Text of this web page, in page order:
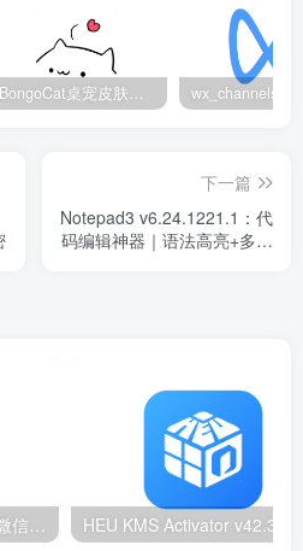
BongoCat桌宠皮肤包大全：20款主题皮肤免费下载
下一篇
Notepad3 v6.24.1221.1：代
码编辑神器｜语法高亮+多语
wx_channels V250621：微信视频号下载工具|支持Win/macOS